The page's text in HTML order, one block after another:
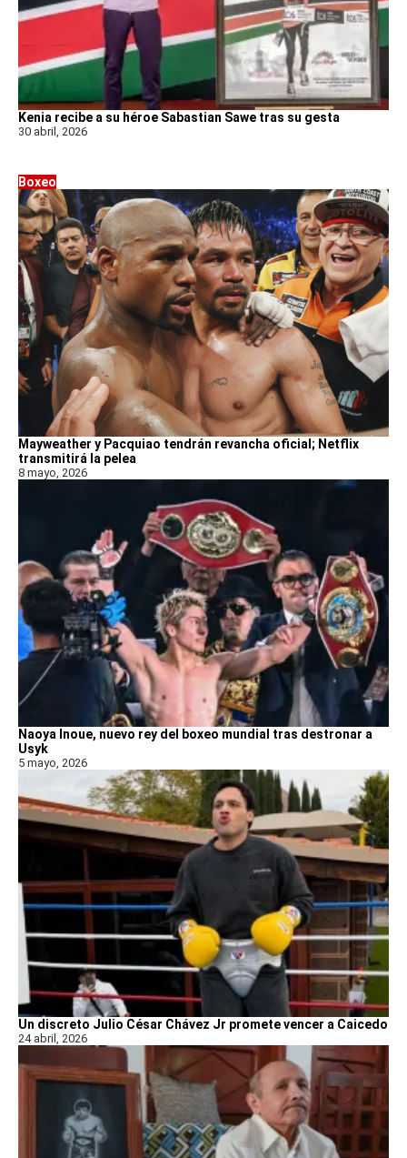
Kenia recibe a su héroe Sabastian Sawe tras su gesta
30 abril, 2026
Boxeo
Mayweather y Pacquiao tendrán revancha oficial; Netflix
transmitirá la pelea
8 mayo, 2026
Naoya Inoue, nuevo rey del boxeo mundial tras destronar a
Usyk
5 mayo, 2026
Un discreto Julio César Chávez Jr promete vencer a Caicedo
24 abril, 2026